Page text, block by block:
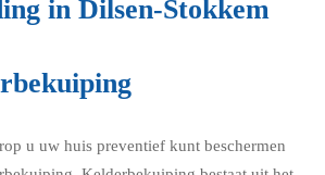
in Dilsen-Stokkem
u uw huis preventief kunt beschermen